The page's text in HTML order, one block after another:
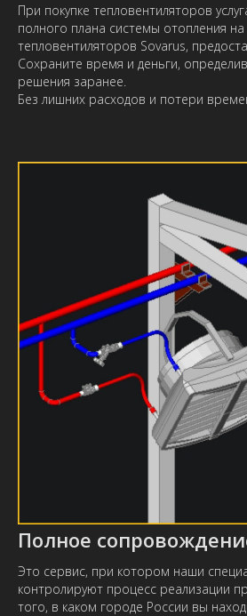
При покупке тепловентиляторов
полного плана системы отопления
тепловентиляторов Sovarus,
Сохраните время и деньги,
решения заранее.
Без лишних расходов и потери
Полное
Это сервис, при котором наши
контролируют процесс реализации
того, в каком городе России вы